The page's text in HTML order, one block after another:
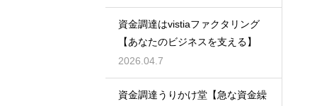
資金調達はvistiaファクタリング
【あなたのビジネスを支える】
2026.04.7
資金調達うりかけ堂【急な資金繰